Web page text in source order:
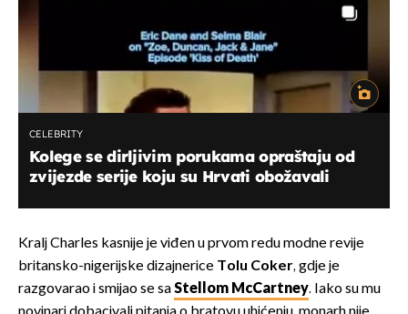
CELEBRITY
Kolege se dirljivim porukama opraštaju od
zvijezde serije koju su Hrvati obožavali
Kralj Charles kasnije je viđen u prvom redu modne revije
britansko-nigerijske dizajnerice Tolu Coker, gdje je
razgovarao i smijao se saStellom McCartney. Iako su mu